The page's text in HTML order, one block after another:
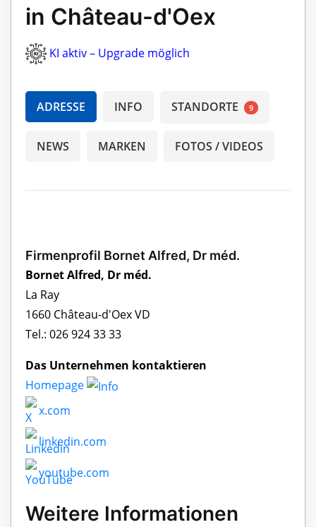
in Château-d'Oex
KI aktiv – Upgrade möglich
ADRESSE INFO STANDORTE 9
NEWS MARKEN FOTOS / VIDEOS
Firmenprofil Bornet Alfred, Dr méd.
Bornet Alfred, Dr méd.
La Ray
1660 Château-d'Oex VD
Tel.: 026 924 33 33
Das Unternehmen kontaktieren
Homepage
x.com
linkedin.com
youtube.com
Weitere Informationen